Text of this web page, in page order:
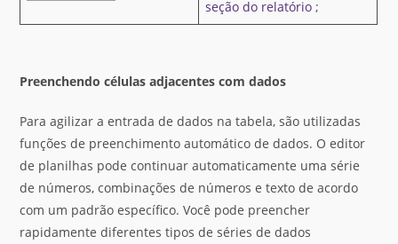
seção do relatório ;
Preenchendo células adjacentes com dados
Para agilizar a entrada de dados na tabela, são utilizadas
funções de preenchimento automático de dados. O editor
de planilhas pode continuar automaticamente uma série
de números, combinações de números e texto de acordo
com um padrão específico. Você pode preencher
rapidamente diferentes tipos de séries de dados